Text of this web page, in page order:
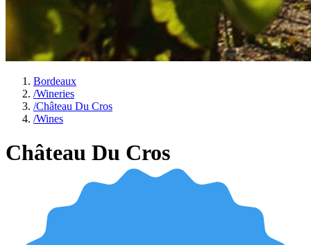
Bordeaux
/Wineries
/Château Du Cros
/Wines
Château Du Cros